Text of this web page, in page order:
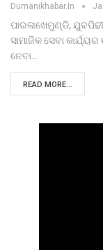
Dumanikhabar.in
ପାରଳାଖେମୁଣ୍ଡି,
ସାମାଜିକ ସେବା
ନେବା…
READ MORE...